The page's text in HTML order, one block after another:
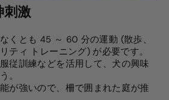
刺激
くとも 45 ～ 60 分の運動 (散歩、
ティ トレーニング) が必要です。
従訓練などを活用して、犬の興味
。
が強いので、柵で囲まれた庭が推